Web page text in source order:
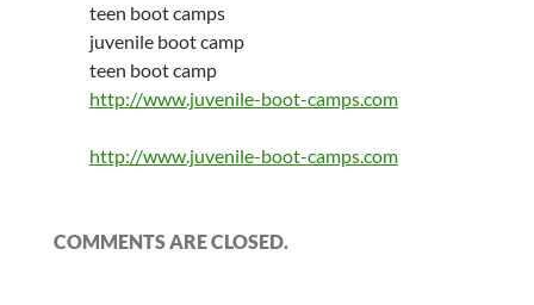
teen boot camps
juvenile boot camp
teen boot camp
http://www.juvenile-boot-camps.com
http://www.juvenile-boot-camps.com
COMMENTS ARE CLOSED.